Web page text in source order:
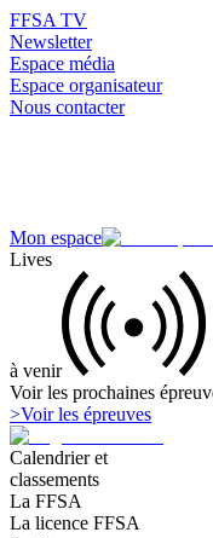
FFSA TV
Newsletter
Espace média
Espace organisateur
Nous contacter
Mon espace
Lives
à venir
Voir les prochaines
>Voir les épreuves
Calendrier et
classements
La FFSA
La licence FFSA